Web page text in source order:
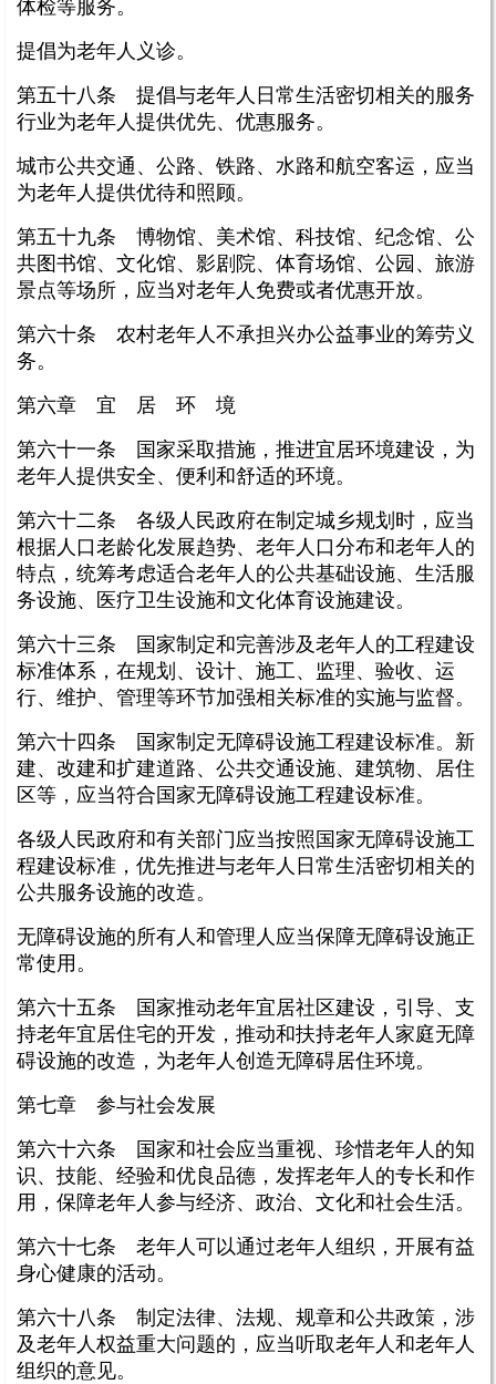
体检等服务。
提倡为老年人义诊。
第五十八条 提倡与老年人日常生活密切相关的服务
行业为老年人提供优先、优惠服务。
城市公共交通、公路、铁路、水路和航空客运，应当
为老年人提供优待和照顾。
第五十九条 博物馆、美术馆、科技馆、纪念馆、公
共图书馆、文化馆、影剧院、体育场馆、公园、旅游
景点等场所，应当对老年人免费或者优惠开放。
第六十条 农村老年人不承担兴办公益事业的筹劳义
务。
第六章 宜 居 环 境
第六十一条 国家采取措施，推进宜居环境建设，为
老年人提供安全、便利和舒适的环境。
第六十二条 各级人民政府在制定城乡规划时，应当
根据人口老龄化发展趋势、老年人口分布和老年人的
特点，统筹考虑适合老年人的公共基础设施、生活服
务设施、医疗卫生设施和文化体育设施建设。
第六十三条 国家制定和完善涉及老年人的工程建设
标准体系，在规划、设计、施工、监理、验收、运
行、维护、管理等环节加强相关标准的实施与监督。
第六十四条 国家制定无障碍设施工程建设标准。新
建、改建和扩建道路、公共交通设施、建筑物、居住
区等，应当符合国家无障碍设施工程建设标准。
各级人民政府和有关部门应当按照国家无障碍设施工
程建设标准，优先推进与老年人日常生活密切相关的
公共服务设施的改造。
无障碍设施的所有人和管理人应当保障无障碍设施正
常使用。
第六十五条 国家推动老年宜居社区建设，引导、支
持老年宜居住宅的开发，推动和扶持老年人家庭无障
碍设施的改造，为老年人创造无障碍居住环境。
第七章 参与社会发展
第六十六条 国家和社会应当重视、珍惜老年人的知
识、技能、经验和优良品德，发挥老年人的专长和作
用，保障老年人参与经济、政治、文化和社会生活。
第六十七条 老年人可以通过老年人组织，开展有益
身心健康的活动。
第六十八条 制定法律、法规、规章和公共政策，涉
及老年人权益重大问题的，应当听取老年人和老年人
组织的意见。